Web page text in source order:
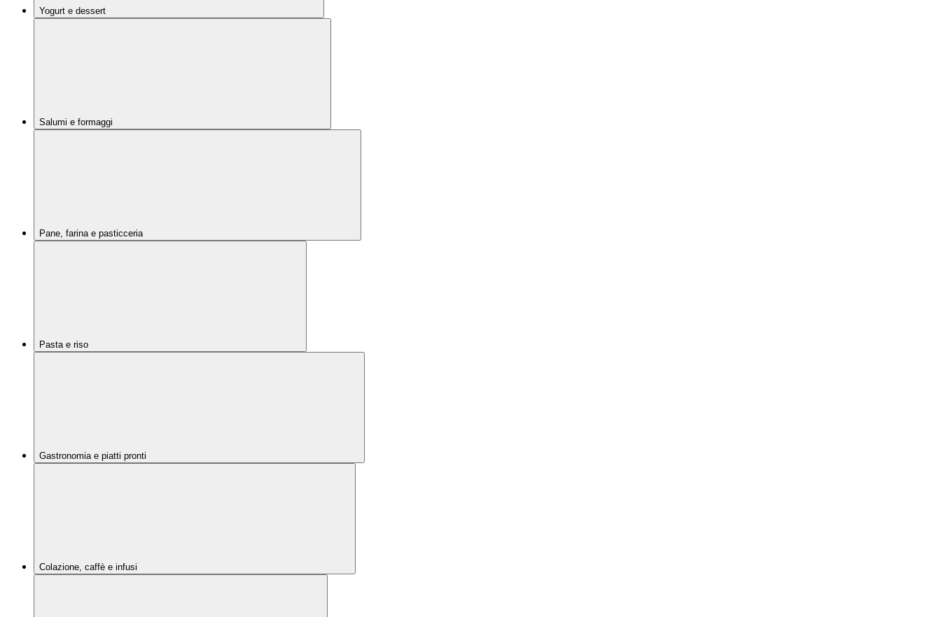
Yogurt e dessert
Salumi e formaggi
Pane, farina e pasticceria
Pasta e riso
Gastronomia e piatti pronti
Colazione, caffè e infusi